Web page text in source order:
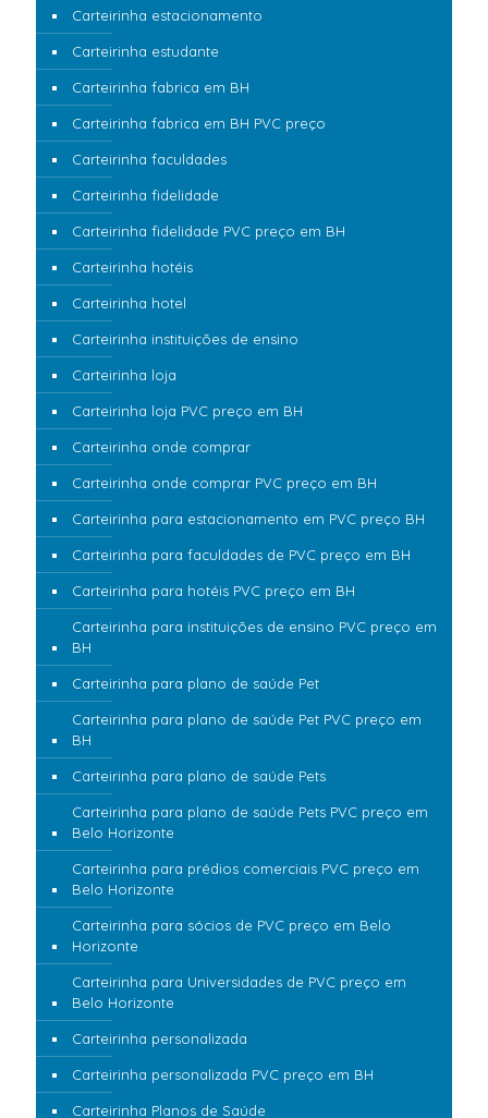
Carteirinha estacionamento
Carteirinha estudante
Carteirinha fabrica em BH
Carteirinha fabrica em BH PVC preço
Carteirinha faculdades
Carteirinha fidelidade
Carteirinha fidelidade PVC preço em BH
Carteirinha hotéis
Carteirinha hotel
Carteirinha instituições de ensino
Carteirinha loja
Carteirinha loja PVC preço em BH
Carteirinha onde comprar
Carteirinha onde comprar PVC preço em BH
Carteirinha para estacionamento em PVC preço BH
Carteirinha para faculdades de PVC preço em BH
Carteirinha para hotéis PVC preço em BH
Carteirinha para instituições de ensino PVC preço em
BH
Carteirinha para plano de saúde Pet
Carteirinha para plano de saúde Pet PVC preço em
BH
Carteirinha para plano de saúde Pets
Carteirinha para plano de saúde Pets PVC preço em
Belo Horizonte
Carteirinha para prédios comerciais PVC preço em
Belo Horizonte
Carteirinha para sócios de PVC preço em Belo
Horizonte
Carteirinha para Universidades de PVC preço em
Belo Horizonte
Carteirinha personalizada
Carteirinha personalizada PVC preço em BH
Carteirinha Planos de Saúde